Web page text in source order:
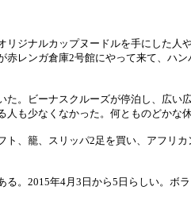
リジナルカップヌードルを手にした人
赤レンガ倉庫2号館にやって来て、ハ
。ビーナスクルーズが停泊し、広い
も少なくなかった。何とものどかな休
、籠、スリッパ2足を買い、アフリカ
。2015年4月3日から5日らしい。ボ